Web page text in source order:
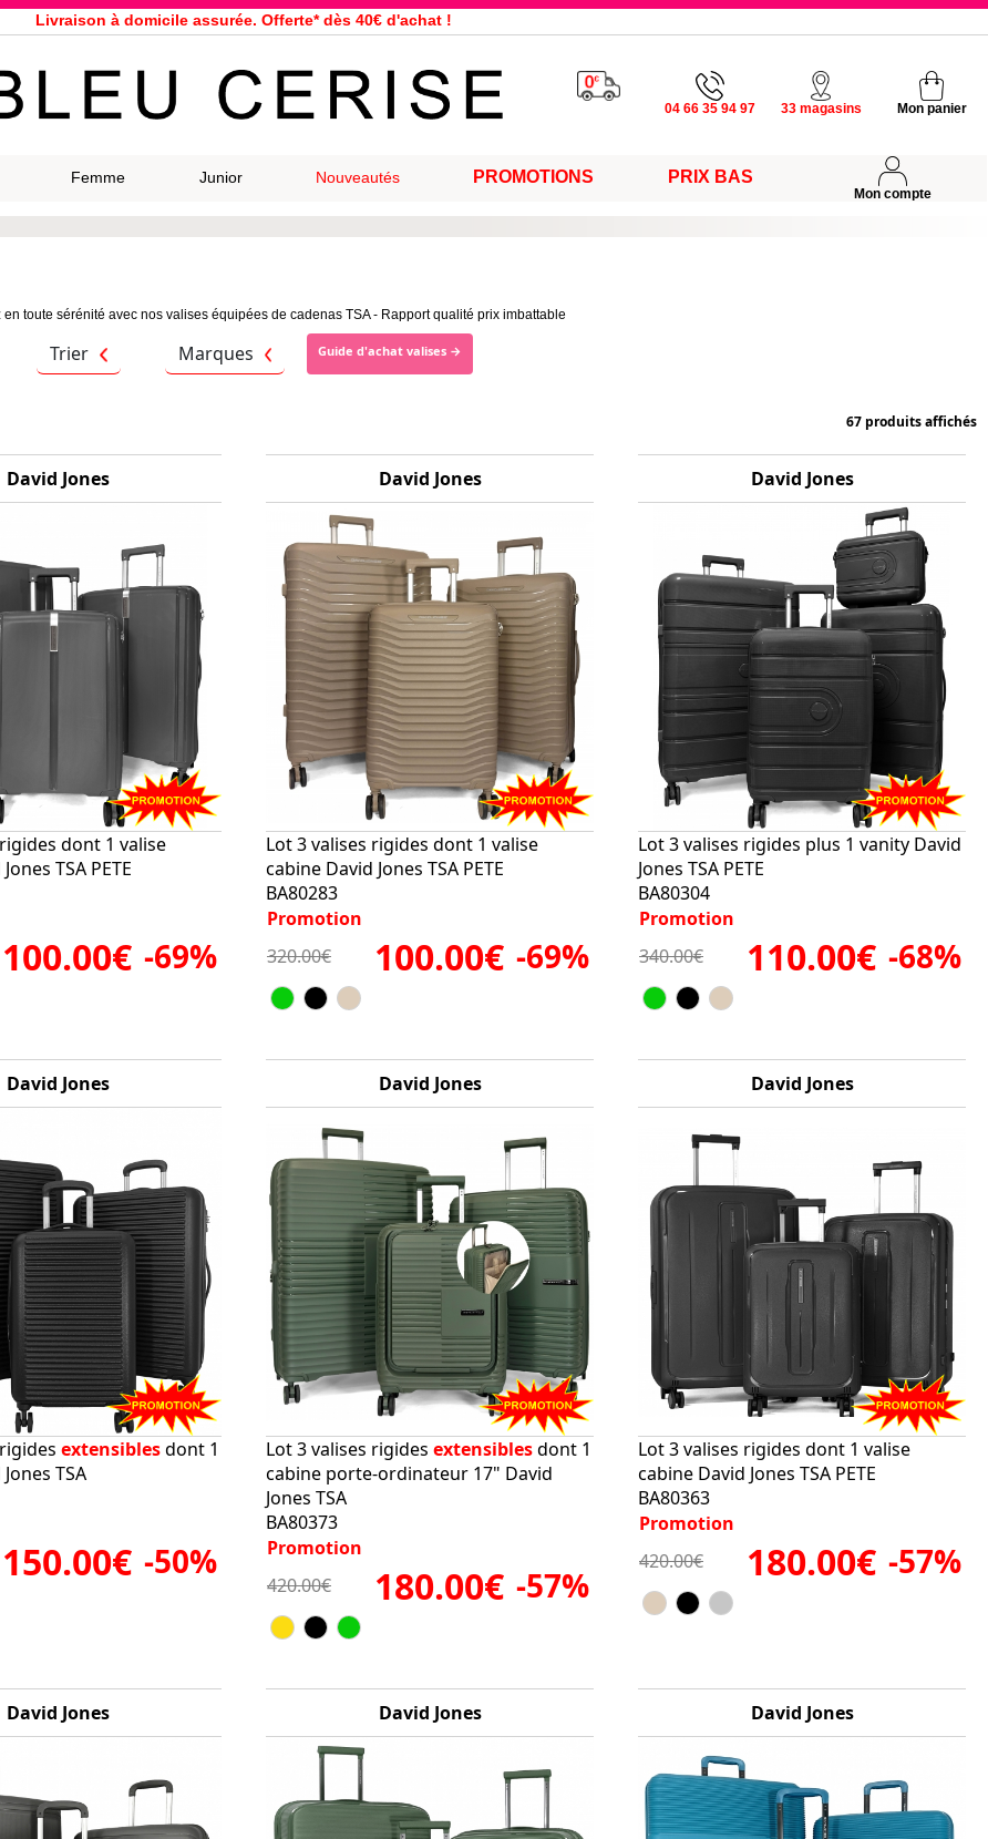
Service client à votre écoute au 04 66 35 94 97
33 magasins répartis dans la France. Un à proximité de chez vous ?
Bon shopping chez Bleu Cerise !
Delsey, American Tourister, Eastpak, Little Marcel à prix bas
04 66 35 94 97 33 magasins Mon panier
Femme Junior Nouveautés PROMOTIONS PRIX BAS
Mon compte
en toute sérénité avec nos valises équipées de cadenas TSA - Rapport qualité prix imbattable
Trier Marques Guide d'achat valises →
67 produits affichés
David Jones
dont 1 valise
TSA PETE
100.00€ -69%
David Jones
Lot 3 valises rigides dont 1 valise
cabine David Jones TSA PETE
BA80283
Promotion
320.00€
100.00€ -69%
David Jones
Lot 3 valises rigides plus 1 vanity David
Jones TSA PETE
BA80304
Promotion
340.00€
110.00€ -68%
David Jones
extensiblesdont 1
TSA
150.00€ -50%
David Jones
Lot 3 valises rigides extensiblesdont 1
cabine porte-ordinateur 17" David
Jones TSA
BA80373
Promotion
420.00€
180.00€ -57%
David Jones
Lot 3 valises rigides dont 1 valise
cabine David Jones TSA PETE
BA80363
Promotion
420.00€
180.00€ -57%
David Jones David Jones David Jones